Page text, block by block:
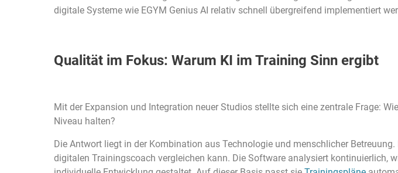
digitale Systeme wie EGYM Genius AI relativ schnell übergreifend implementiert
Qualität im Fokus: Warum KI im Training Sinn ergibt
Mit der Expansion und Integration neuer Studios stellte sich eine zentrale Frage:
Niveau halten?
Die Antwort liegt in der Kombination aus Technologie und menschlicher
digitalen Trainingscoach vergleichen kann. Die Software analysiert kontinuierlich,